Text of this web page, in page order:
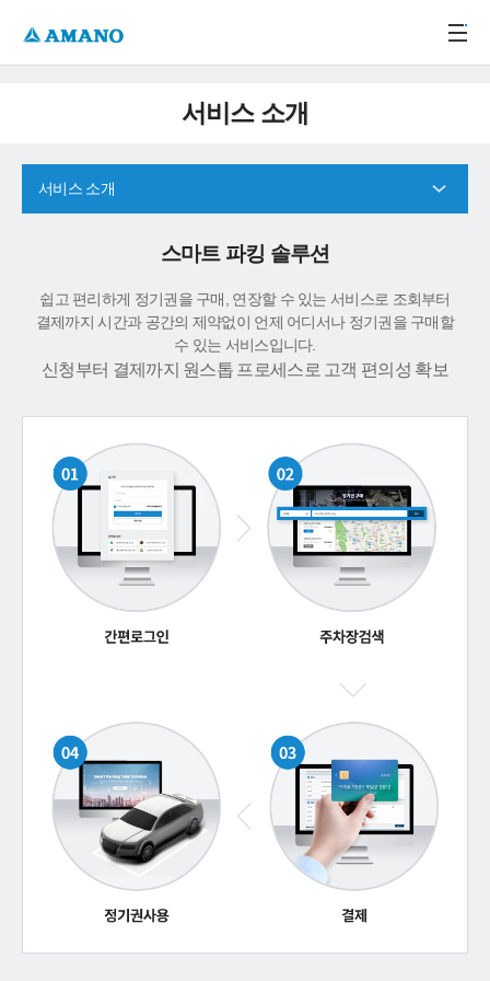
서비스 소개
서비스 소개
스마트 파킹 솔루션
쉽고 편리하게 정기권을 구매, 연장할 수 있는 서비스로 조회부터
결제까지 시간과 공간의 제약없이 언제 어디서나 정기권을 구매할
수 있는 서비스입니다.
신청부터 결제까지 원스톱 프로세스로 고객 편의성 확보